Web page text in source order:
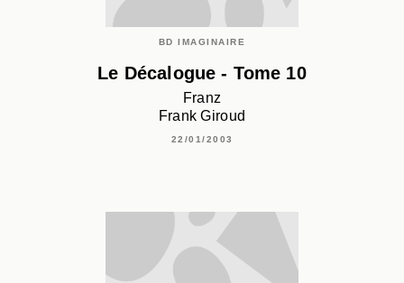
BD IMAGINAIRE
Le Décalogue - Tome 10
Franz
Frank Giroud
22/01/2003